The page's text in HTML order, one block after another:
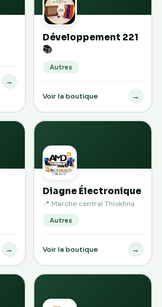
→
Développement 221
📚
Autres
Voir la boutique →
→
Diagne Électronique
📍 Marche central Thiokhna
Autres
Voir la boutique →